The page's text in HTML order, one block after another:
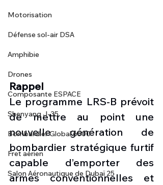
Motorisation
Défense sol-air DSA
Amphibie
Drones
Composante ESPACE
Shenyang J-35
Bombardier Global 6500
Fret aérien
Salon Aéronautique de Dubaï 25
Rappel
Le programme LRS-B prévoit
de mettre au point une
nouvelle génération de
bombardier stratégique furtif
capable d’emporter des
armes conventionnelles et